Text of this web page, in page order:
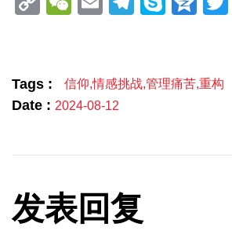
Tags : 信仰,情感挑战,管理痛苦,重构
Date : 2024-08-12
发表回复